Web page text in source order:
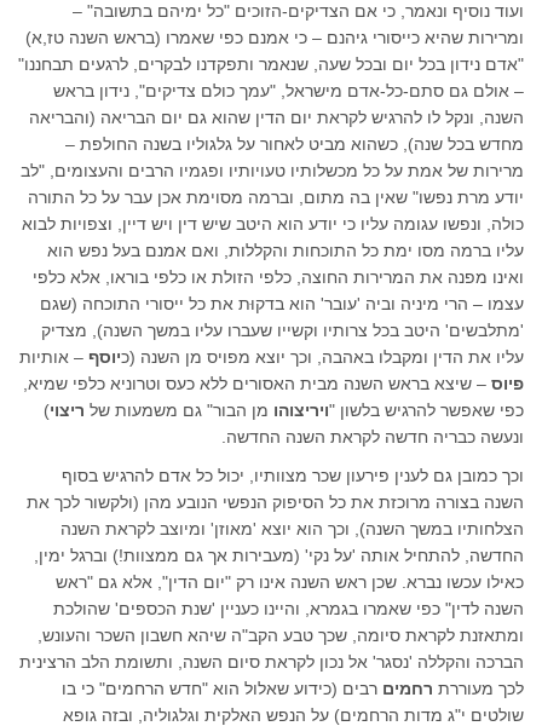
ועוד נוסיף ונאמר, כי אם הצדיקים-הזוכים "כל ימיהם בתשובה" –
ומרירות שהיא כייסורי גיהנם – כי אמנם כפי שאמרו (בראש השנה טז,א)
"אדם נידון בכל יום ובכל שעה, שנאמר ותפקדנו לבקרים, לרגעים תבחננו"
– אולם גם סתם-כל-אדם מישראל, "עמך כולם צדיקים", נידון בראש
השנה, ונקל לו להרגיש לקראת יום הדין שהוא גם יום הבריאה (והבריאה
מחדש בכל שנה), כשהוא מביט לאחור על גלגוליו בשנה החולפת –
מרירות של אמת על כל מכשלותיו טעויותיו ופגמיו הרבים והעצומים, "לב
יודע מרת נפשו" שאין בה מתום, וברמה מסוימת אכן עבר על כל התורה
כולה, ונפשו עגומה עליו כי יודע הוא היטב שיש דין ויש דיין, וצפויות לבוא
עליו ברמה מסו ימת כל התוכחות והקללות, ואם אמנם בעל נפש הוא
ואינו מפנה את המרירות החוצה, כלפי הזולת או כלפי בוראו, אלא כלפי
עצמו – הרי מיניה וביה 'עובר' הוא בדקוּת את כל ייסורי התוכחה (שגם
'מתלבשים' היטב בכל צרותיו וקשייו שעברו עליו במשך השנה), מצדיק
עליו את הדין ומקבלו באהבה, וכך יוצא מפויס מן השנה (כיוסף – אותיות
פיוס – שיצא בראש השנה מבית האסורים ללא כעס וטרוניא כלפי שמיא,
כפי שאפשר להרגיש בלשון "ויריצוהו מן הבור" גם משמעות של ריצוי)
ונעשה כבריה חדשה לקראת השנה החדשה.
וכך כמובן גם לענין פירעון שכר מצוותיו, יכול כל אדם להרגיש בסוף
השנה בצורה מרוכזת את כל הסיפוק הנפשי הנובע מהן (ולקשור לכך את
הצלחותיו במשך השנה), וכך הוא יוצא 'מאוזן' ומיוצב לקראת השנה
החדשה, להתחיל אותה 'על נקי' (מעבירות אך גם ממצוות!) וברגל ימין,
כאילו עכשו נברא. שכן ראש השנה אינו רק "יום הדין", אלא גם "ראש
השנה לדין" כפי שאמרו בגמרא, והיינו כעניין 'שנת הכספים' שהולכת
ומתאזנת לקראת סיומה, שכך טבע הקב"ה שיהא חשבון השכר והעונש,
הברכה והקללה 'נסגר' אל נכון לקראת סיום השנה, ותשומת הלב הרצינית
לכך מעוררת רחמים רבים (כידוע שאלול הוא "חדש הרחמים" כי בו
שולטים י"ג מדות הרחמים) על הנפש האלקית וגלגוליה, ובזה גופא